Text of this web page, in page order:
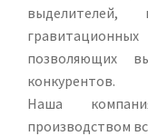
выделителей,
позволяющих
конкурентов.
Наша
производством